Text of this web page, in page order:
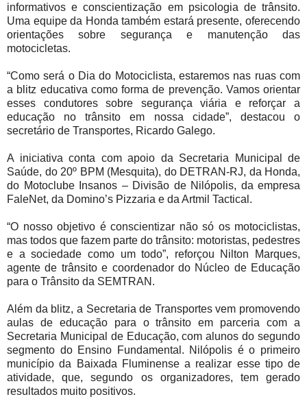
informativos e conscientização em psicologia de trânsito.
Uma equipe da Honda também estará presente, oferecendo
orientações sobre segurança e manutenção das
motocicletas.
“Como será o Dia do Motociclista, estaremos nas ruas com
a blitz educativa como forma de prevenção. Vamos orientar
esses condutores sobre segurança viária e reforçar a
educação no trânsito em nossa cidade”, destacou o
secretário de Transportes, Ricardo Galego.
A iniciativa conta com apoio da Secretaria Municipal de
Saúde, do 20º BPM (Mesquita), do DETRAN-RJ, da Honda,
do Motoclube Insanos – Divisão de Nilópolis, da empresa
FaleNet, da Domino’s Pizzaria e da Artmil Tactical.
“O nosso objetivo é conscientizar não só os motociclistas,
mas todos que fazem parte do trânsito: motoristas, pedestres
e a sociedade como um todo”, reforçou Nilton Marques,
agente de trânsito e coordenador do Núcleo de Educação
para o Trânsito da SEMTRAN.
Além da blitz, a Secretaria de Transportes vem promovendo
aulas de educação para o trânsito em parceria com a
Secretaria Municipal de Educação, com alunos do segundo
segmento do Ensino Fundamental. Nilópolis é o primeiro
município da Baixada Fluminense a realizar esse tipo de
atividade, que, segundo os organizadores, tem gerado
resultados muito positivos.